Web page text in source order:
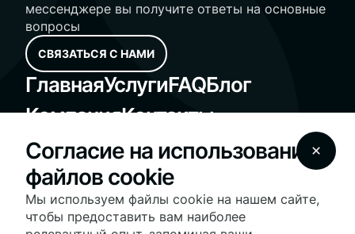
мессенджере вы получите ответы на основные
вопросы
СВЯЗАТЬСЯ С НАМИ
ГлавнаяУслугиFAQБлог
КомпанияКонтакты
Standard Operating Procedures
Fair Housing Notice
© 2025 Vesna Realty - vesnarealty.com | License
#10991236030 | All Rights Reserved
На нашем сайте используются файлы cookie для
оптимизации работы сайта и предоставления
Согласие на использование
файлов cookie
Мы используем файлы cookie на нашем сайте,
чтобы предоставить вам наиболее